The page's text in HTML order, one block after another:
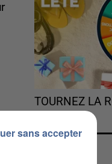
TOURNEZ LA
sans accepter